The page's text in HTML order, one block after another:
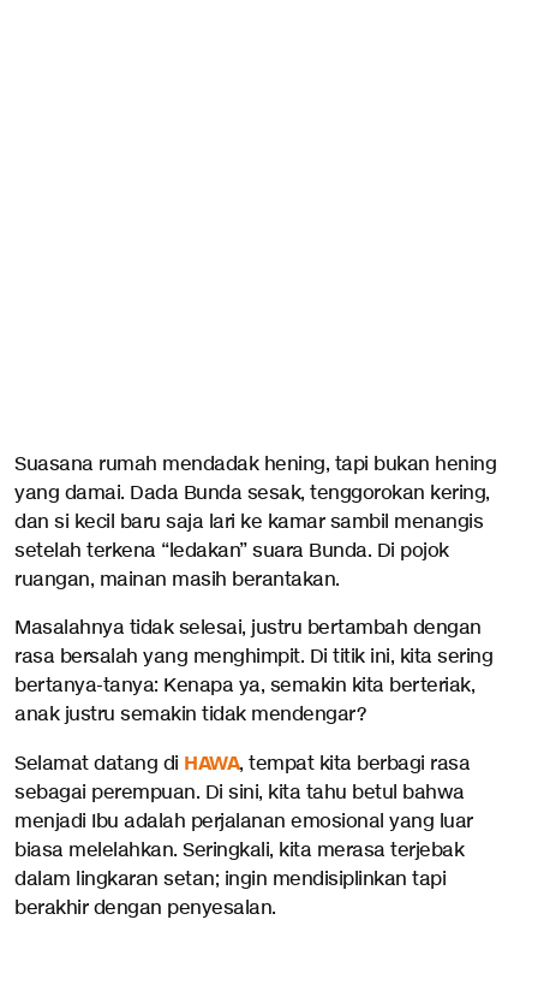
Suasana rumah mendadak hening, tapi bukan hening
yang damai. Dada Bunda sesak, tenggorokan kering,
dan si kecil baru saja lari ke kamar sambil menangis
setelah terkena “ledakan” suara Bunda. Di pojok
ruangan, mainan masih berantakan.
Masalahnya tidak selesai, justru bertambah dengan
rasa bersalah yang menghimpit. Di titik ini, kita sering
bertanya-tanya: Kenapa ya, semakin kita berteriak,
anak justru semakin tidak mendengar?
Selamat datang di HAWA, tempat kita berbagi rasa
sebagai perempuan. Di sini, kita tahu betul bahwa
menjadi Ibu adalah perjalanan emosional yang luar
biasa melelahkan. Seringkali, kita merasa terjebak
dalam lingkaran setan; ingin mendisiplinkan tapi
berakhir dengan penyesalan.